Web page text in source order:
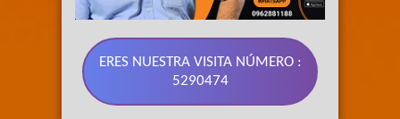
ERES NUESTRA VISITA NÚMERO :
5290474